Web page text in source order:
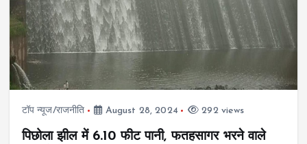
टॉप न्यूज/राजनीति August 28, 2024 292 views
पिछोला झील में 6.10 फीट पानी, फतहसागर भरने वाले